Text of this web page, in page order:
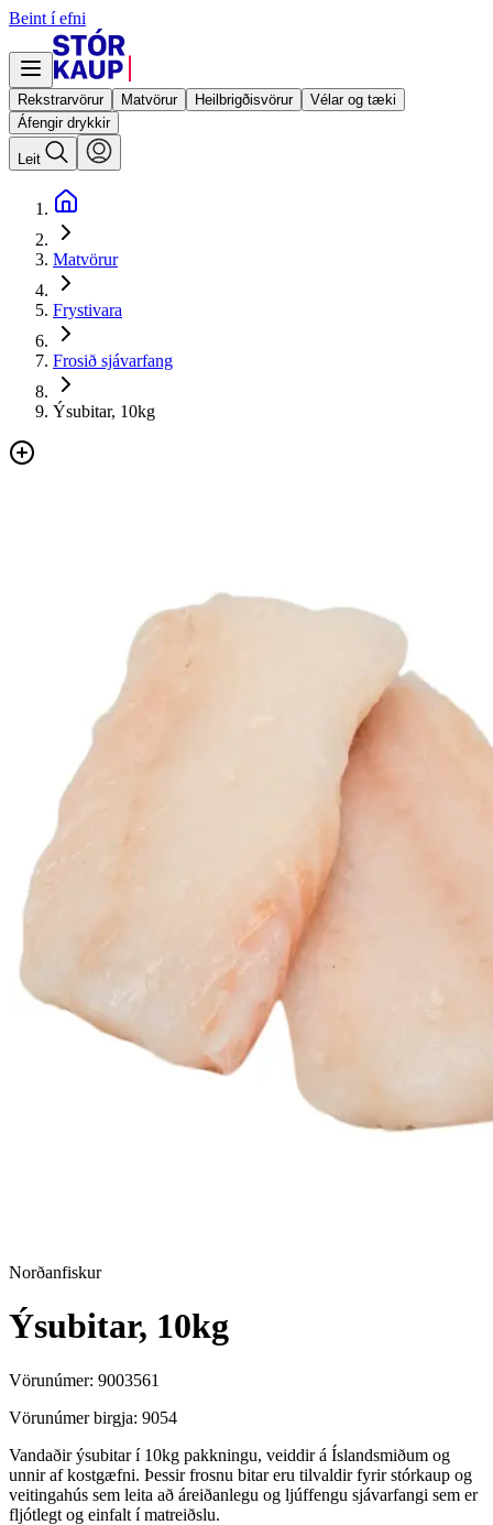
Beint í efni
Rekstrarvörur Matvörur Heilbrigðisvörur
Vélar og tæki
Áfengir drykkir
Leit
Matvörur
Frystivara
Frosið sjávarfang
Ýsubitar, 10kg
Norðanfiskur
Ýsubitar, 10kg
Vörunúmer: 9003561
Vörunúmer birgja: 9054
Vandaðir ýsubitar í 10kg pakkningu, veiddir á Íslandsmiðum og
unnir af kostgæfni. Þessir frosnu bitar eru tilvaldir fyrir stórkaup og
veitingahús sem leita að áreiðanlegu og ljúffengu sjávarfangi sem er
fljótlegt og einfalt í matreiðslu.